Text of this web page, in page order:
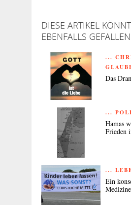
DIESE ARTIKEL
EBENFALLS GEFALLEN
...
Das
...
Hamas
Frieden
...
Ein